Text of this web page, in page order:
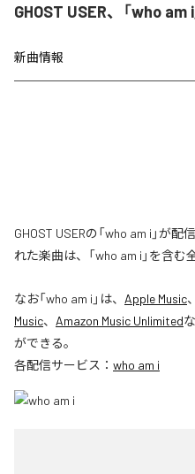
GHOST USER、「who am
新曲情報
GHOST USERの「who am i」が
れた楽曲は、「who am i」を含む
なお「who am i 」は、 Apple Music、
Music、 Amazon Music Unlimited
ができる。
各配信サービス： who am i